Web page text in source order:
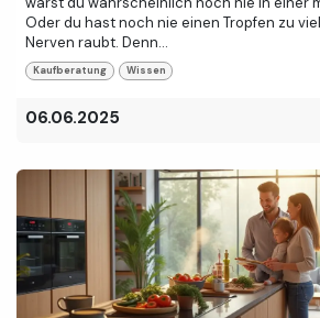
Oder du hast noch nie einen Tropfen zu
Nerven raubt. Denn...
Kaufberatung Wissen
06.06.2025